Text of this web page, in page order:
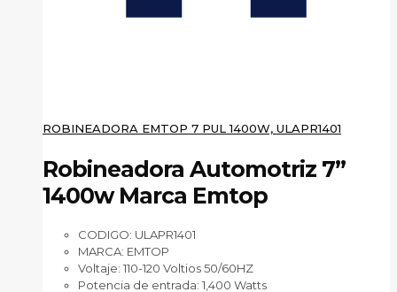
ROBINEADORA EMTOP 7 PUL 1400W, ULAPR1401
Robineadora Automotriz 7”
1400w Marca Emtop
CODIGO: ULAPR1401
MARCA: EMTOP
Voltaje: 110-120 Voltios 50/60HZ
Potencia de entrada: 1,400 Watts